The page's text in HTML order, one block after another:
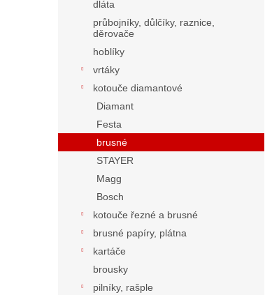
dláta
průbojníky, důlčíky, raznice,
děrovače
hoblíky
vrtáky
kotouče diamantové
Diamant
Festa
brusné
STAYER
Magg
Bosch
kotouče řezné a brusné
brusné papíry, plátna
kartáče
brousky
pilníky, rašple